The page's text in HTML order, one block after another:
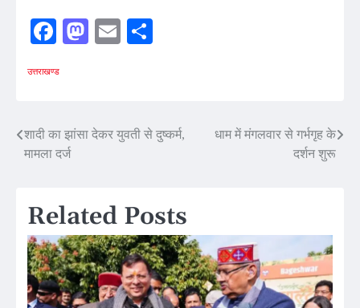
Facebook
Mastodon
Email
उत्तराखण्ड
Post
शादी का झांसा देकर युवती से दुष्कर्म,
मामला दर्ज
धाम में मंगलवार से गर्भगृह के
दर्शन शुरू
Related Posts